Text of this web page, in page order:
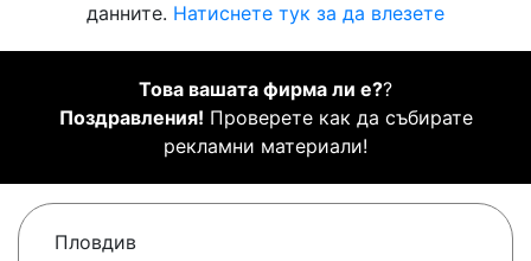
данните. Натиснете тук за да влезете
Това вашата фирма ли е??
Поздравления! Проверете как да събирате
рекламни материали!
Пловдив